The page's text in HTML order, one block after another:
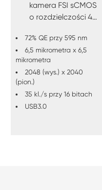
kamera FSI sCMOS
o rozdzielczości 4
czułości QE
wynoszącej 72%.
72% QE przy 595 nm
6,5 mikrometra x 6,5
mikrometra
2048 (wys.) x 2040
(pion.)
35 kl./s przy 16 bitach
USB3.0